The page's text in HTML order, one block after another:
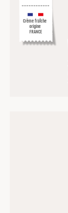
Crème fraîche
origine
FRANCE